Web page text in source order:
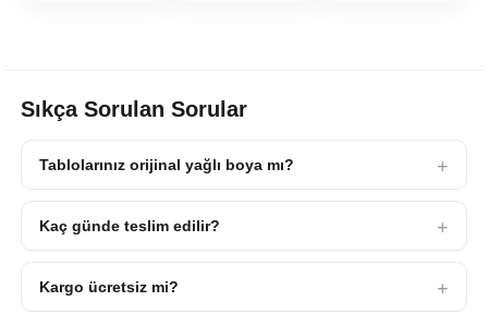
Sıkça Sorulan Sorular
Tablolarınız orijinal yağlı boya mı?
Kaç günde teslim edilir?
Kargo ücretsiz mi?